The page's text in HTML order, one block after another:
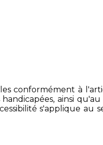
conformément à
ainsi
s'applique au